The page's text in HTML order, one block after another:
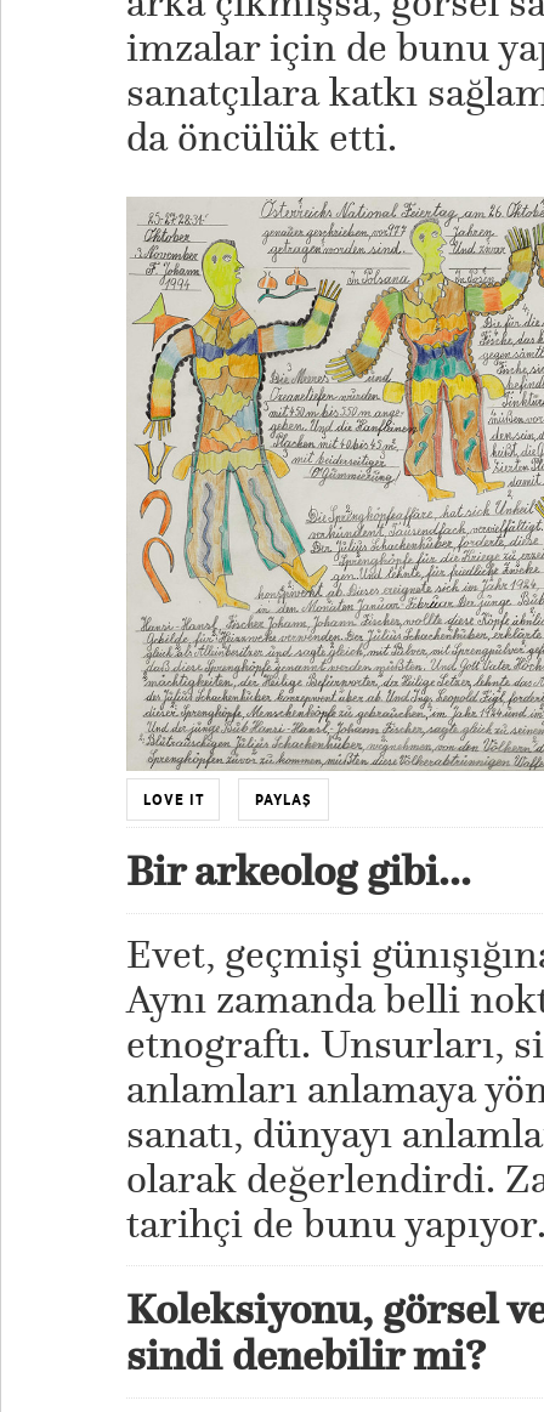
imzalar için de bunu
sanatçılara katkı
da öncülük etti.
LOVE IT PAYLAŞ
Bir arkeolog gibi...
Evet, geçmişi
Aynı zamanda belli
etnograftı. Unsurları,
anlamları anlamaya
sanatı, dünyayı
olarak değerlendirdi.
tarihçi de bunu
Koleksiyonu, görsel
sindi denebilir mi?